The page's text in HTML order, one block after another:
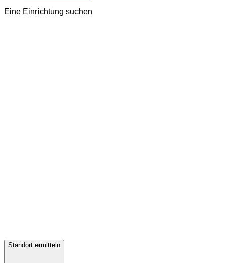
Eine Einrichtung suchen
Standort ermitteln